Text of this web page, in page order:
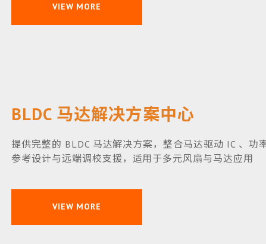
VIEW MORE
BLDC 马达解决方案中心
提供完整的 BLDC 马达解决方案，整合马达驱动 IC 、功
参考设计与远端调校支援，适用于多元风扇与马达应用
VIEW MORE